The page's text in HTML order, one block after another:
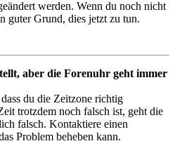
werden. Wenn du noch nicht
guter Grund, dies jetzt zu tun.
aber die Forenuhr geht immer
du die Zeitzone richtig
trotzdem noch falsch ist, geht die
falsch. Kontaktiere einen
Problem beheben kann.